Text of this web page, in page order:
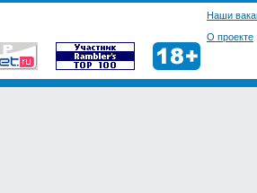
Наши
О проекте